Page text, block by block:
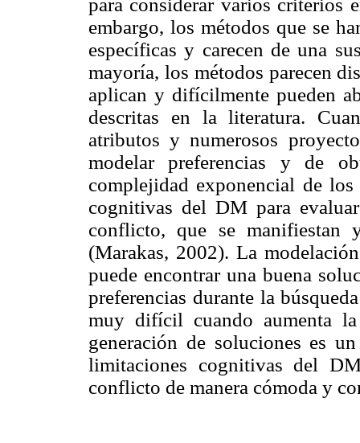
para considerar varios criterios
embargo, los métodos que se
específicas y carecen de una
mayoría, los métodos parecen
aplican y difícilmente pueden
descritas en la literatura.
atributos y numerosos
modelar preferencias y de
complejidad exponencial de
cognitivas del DM para
conflicto, que se manifiestan
(Marakas, 2002). La
puede encontrar una buena
preferencias durante la
muy difícil cuando aumenta
generación de soluciones es
limitaciones cognitivas del
conflicto de manera cómoda y